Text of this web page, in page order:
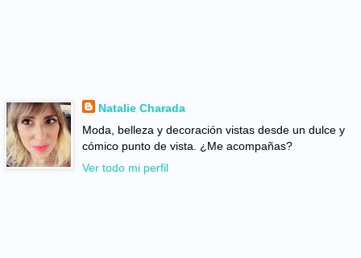
Natalie Charada
Moda, belleza y decoración vistas desde un dulce y
cómico punto de vista. ¿Me acompañas?
Ver todo mi perfil